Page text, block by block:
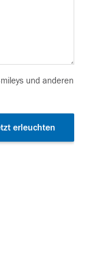
und anderen
erleuchten